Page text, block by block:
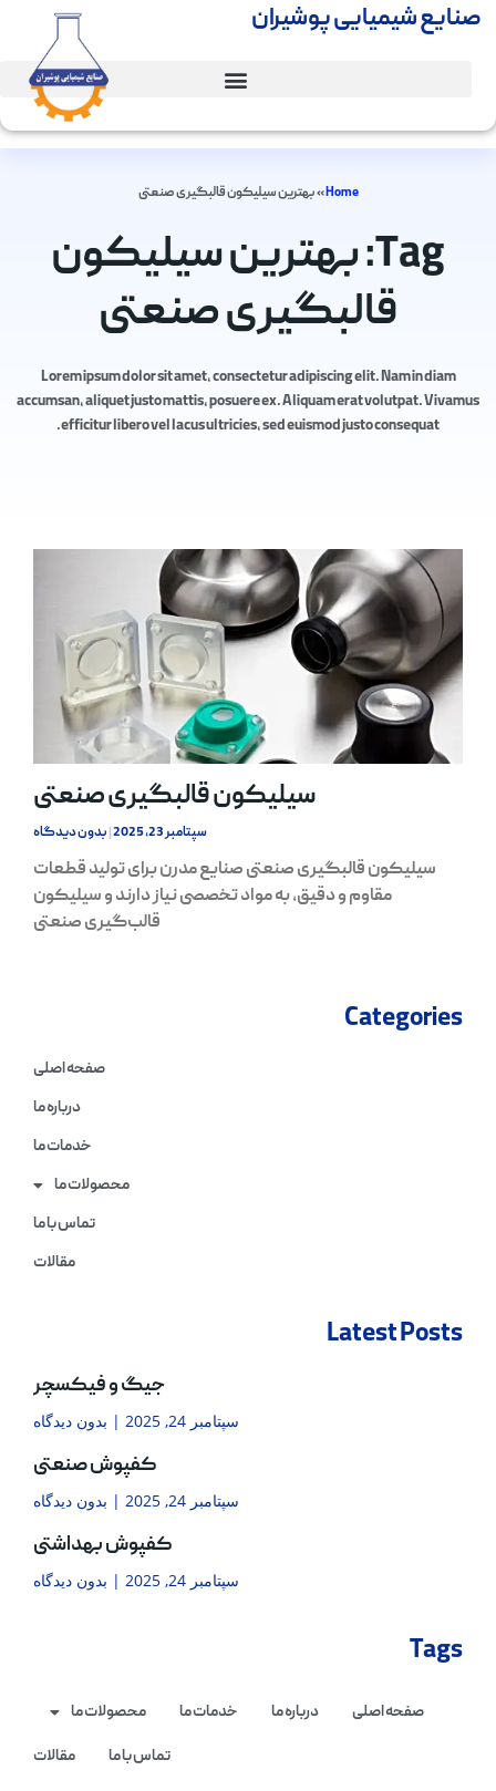
صنایع شیمیایی پوشیران
Home
»بهترین سیلیکون قالبگیری صنعتی
Tag: بهترین سیلیکون
قالبگیری صنعتی
Lorem ipsum dolor sit amet, consectetur adipiscing elit. Nam in diam
accumsan, aliquet justo mattis, posuere ex. Aliquam erat volutpat. Vivamus
efficitur libero vel lacus ultricies, sed euismod justo consequat.
سیلیکون قالبگیری صنعتی
سپتامبر 23, 2025 بدون دیدگاه
سیلیکون قالبگیری صنعتی صنایع مدرن برای تولید قطعات
مقاوم و دقیق، به مواد تخصصی نیاز دارند و سیلیکون
قالب‌گیری صنعتی
Categories
صفحه اصلی
درباره ما
خدمات ما
محصولات ما
تماس با ما
مقالات
Latest Posts
جیگ و فیکسچر
سپتامبر 24, 2025 بدون دیدگاه
کفپوش صنعتی
سپتامبر 24, 2025 بدون دیدگاه
کفپوش بهداشتی
سپتامبر 24, 2025 بدون دیدگاه
Tags
صفحه اصلی درباره ما خدمات ما
محصولات ما
تماس با ما
مقالات